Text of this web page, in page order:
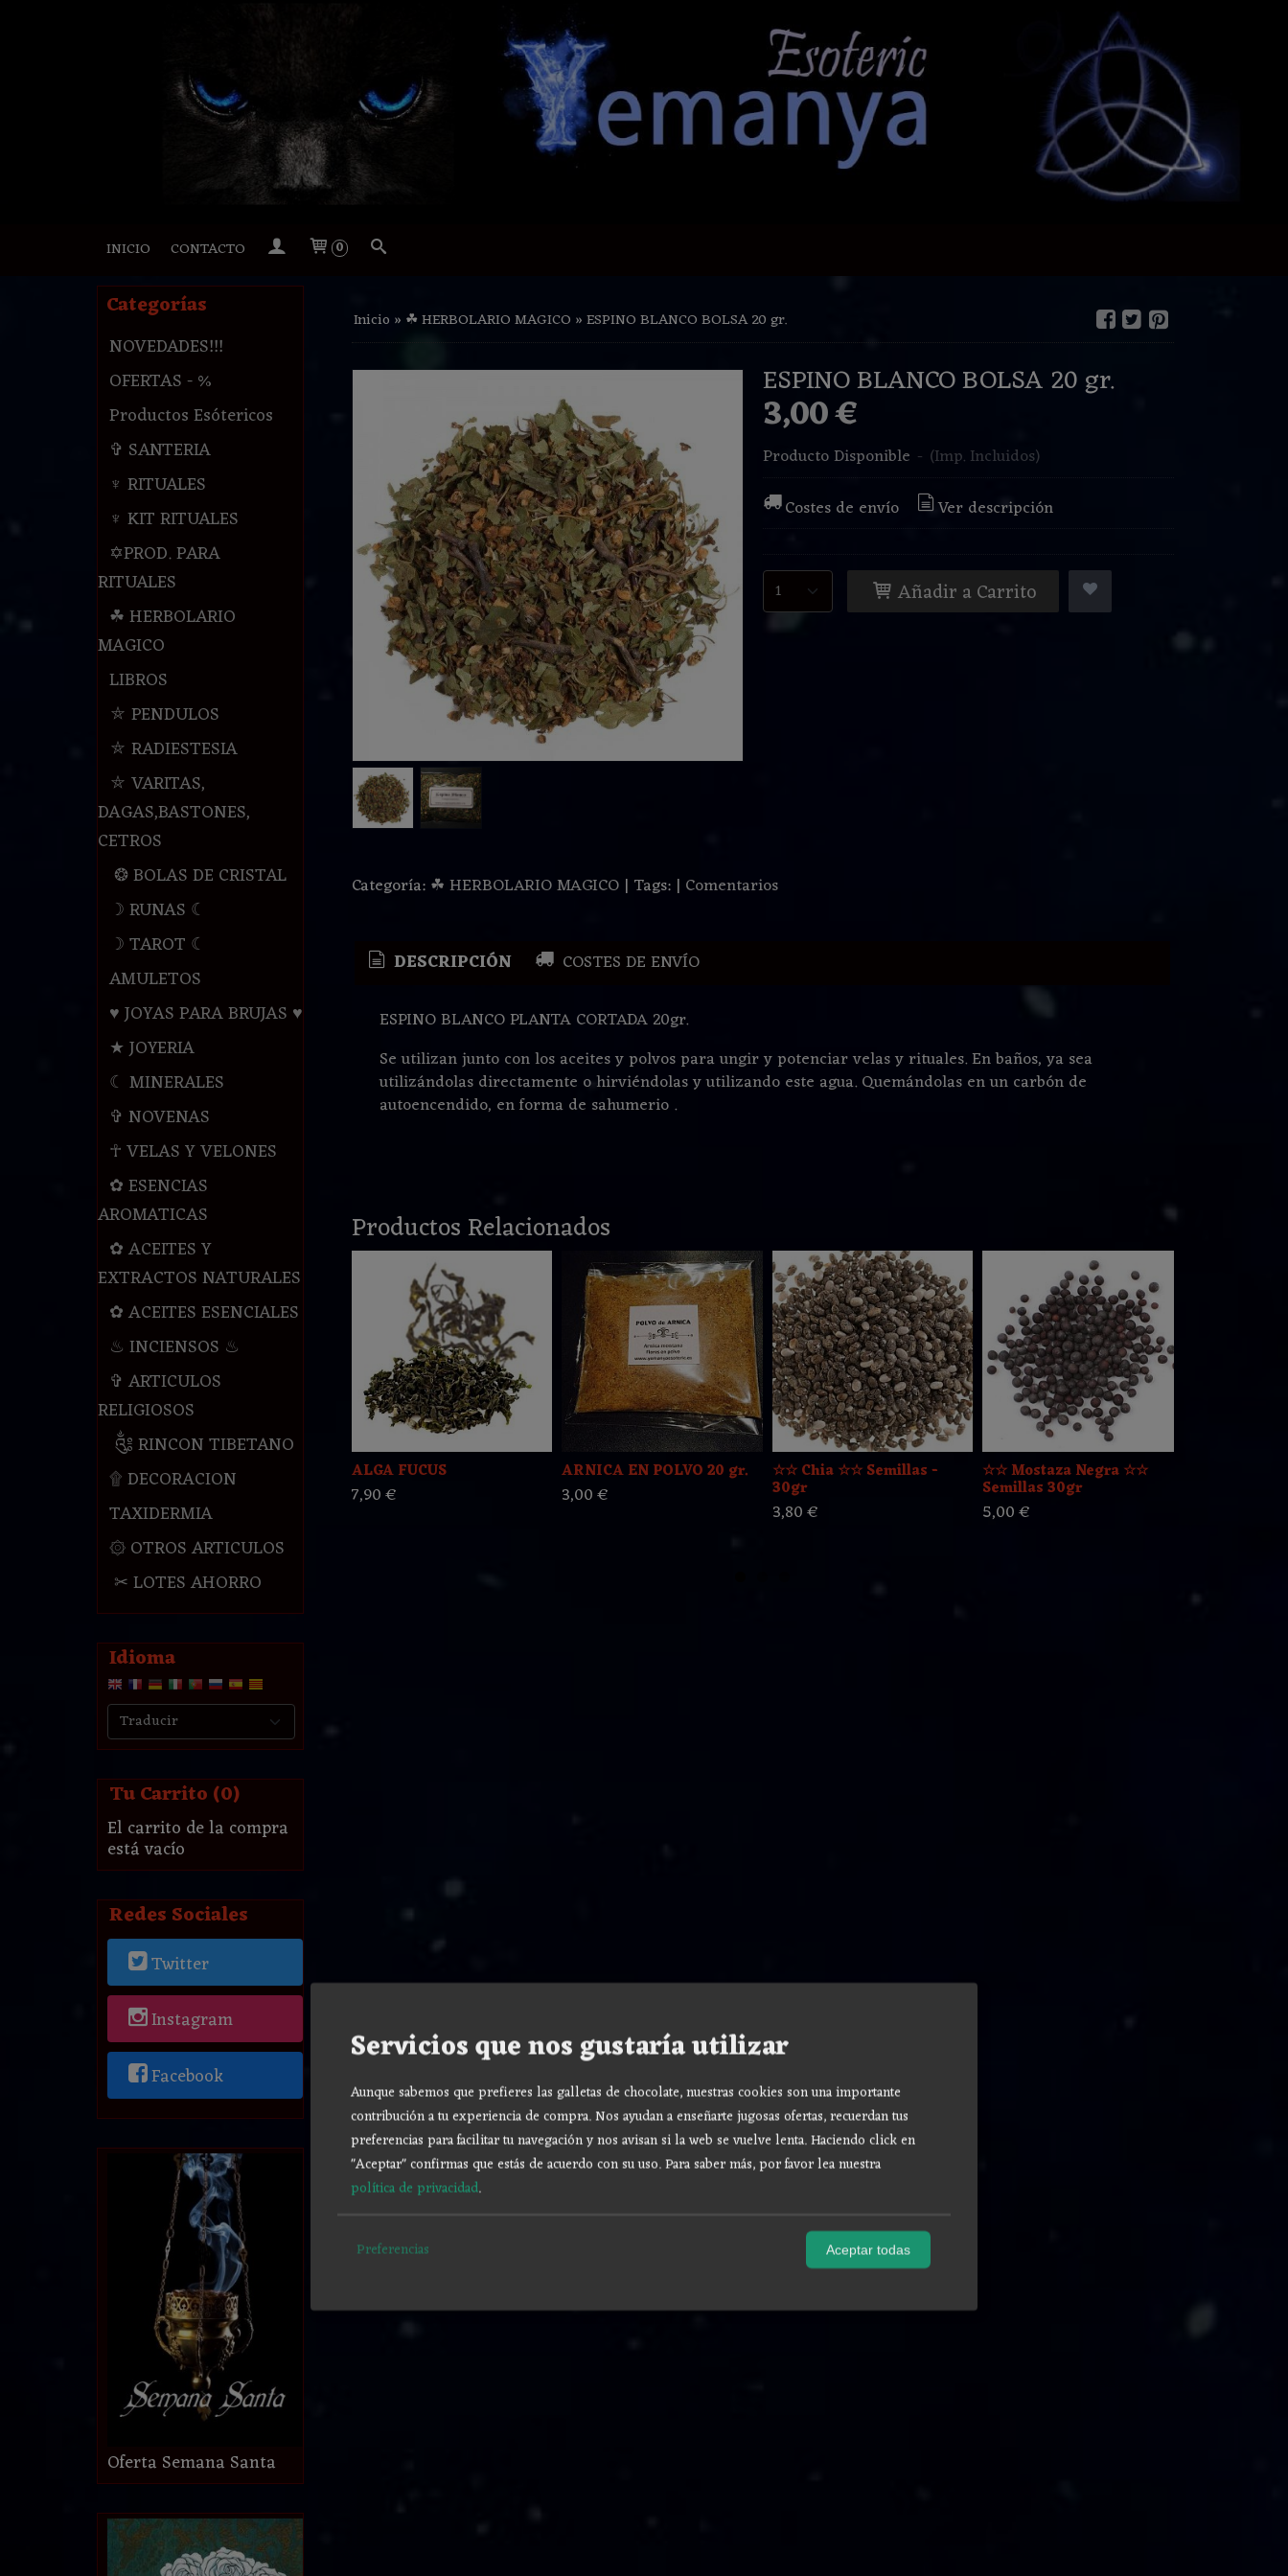
INICIO CONTACTO 0
Categorías
NOVEDADES!!!
OFERTAS - %
Productos Esótericos
✞ SANTERIA
♆ RITUALES
♆ KIT RITUALES
✡PROD. PARA
RITUALES
☘ HERBOLARIO
MAGICO
LIBROS
⛤ PENDULOS
⛤ RADIESTESIA
⛤ VARITAS,
DAGAS,BASTONES,
CETROS
❂ BOLAS DE CRISTAL
☽ RUNAS ☾
☽ TAROT ☾
AMULETOS
♥ JOYAS PARA BRUJAS ♥
★ JOYERIA
☾ MINERALES
✞ NOVENAS
☥ VELAS Y VELONES
✿ ESENCIAS
AROMATICAS
✿ ACEITES Y
EXTRACTOS NATURALES
✿ ACEITES ESENCIALES
♨ INCIENSOS ♨
✞ ARTICULOS
RELIGIOSOS
༃ RINCON TIBETANO
۩ DECORACION
TAXIDERMIA
۞ OTROS ARTICULOS
✂ LOTES AHORRO
Idioma
Tu Carrito (0)
El carrito de la compra
está vacío
Redes Sociales
Twitter
Instagram
Facebook
Oferta Semana Santa
Inicio » ☘ HERBOLARIO MAGICO »ESPINO BLANCO BOLSA 20 gr.
ESPINO BLANCO BOLSA 20 gr.
3,00 €
Producto Disponible - (Imp. Incluidos)
Costes de envío
Ver descripción
Añadir a Carrito
Categoría: ☘ HERBOLARIO MAGICO| Tags: | Comentarios
DESCRIPCIÓN COSTES DE ENVÍO
ESPINO BLANCO PLANTA CORTADA 20gr.
Se utilizan junto con los aceites y polvos para ungir y potenciar velas y rituales. En baños, ya sea
utilizándolas directamente o hirviéndolas y utilizando este agua. Quemándolas en un carbón de
autoencendido, en forma de sahumerio .
Productos Relacionados
ALGA FUCUS
7,90 €
ARNICA EN POLVO 20 gr.
3,00 €
☆☆ Chia ☆☆ Semillas -
30gr
3,80 €
☆☆ Mostaza Negra ☆☆
Semillas 30gr
5,00 €
Servicios que nos gustaría utilizar
Aunque sabemos que prefieres las galletas de chocolate, nuestras cookies son una importante
contribución a tu experiencia de compra. Nos ayudan a enseñarte jugosas ofertas, recuerdan tus
preferencias para facilitar tu navegación y nos avisan si la web se vuelve lenta. Haciendo click en
"Aceptar" confirmas que estás de acuerdo con su uso. Para saber más, por favor lea nuestra
política de privacidad.
Preferencias Aceptar todas